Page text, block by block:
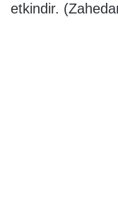
etkindir.